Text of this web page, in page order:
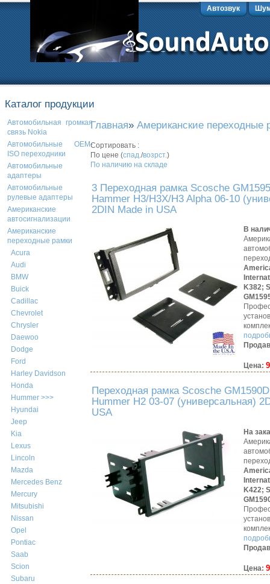
Автозвук
Каталог продукции
Автомобильная громкая
связь Nokia
Автомобильные OEM-
ISO переходники
Автомобильные
адаптеры
Автомобильные
рулевые адаптеры
Американские
автосигнализации
Американские
переходные рамки
Acura
Audi
BMW
Buick
Cadillac
Chevrolet
Chrysler
Daewoo
Dodge
Ford
Harley Davidson
Honda
Hummer >>>
Hyundai
Jeep
Kia
Lexus
Lincoln
Mazda
Mercedes Benz
Mercury
Mitsubishi
Nissan
Opel
Pontiac
Saab
Scion
Subaru
Главная» Американские переходные
Сортировать :
По цене (спад./возрст.)
По наличию на складе
3 Переходная рамка Scosche
Hammer H3/H3X/H3 Alpha 06-10
2DIN Made in USA
В
K382;
Цена:
Переходная рамка Scosche
Hummer H2 03-07 (универсальная)
USA
На
K422;
Цена: